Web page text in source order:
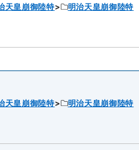
天皇崩御陸特
明治天皇崩御陸特
天皇崩御陸特
明治天皇崩御陸特